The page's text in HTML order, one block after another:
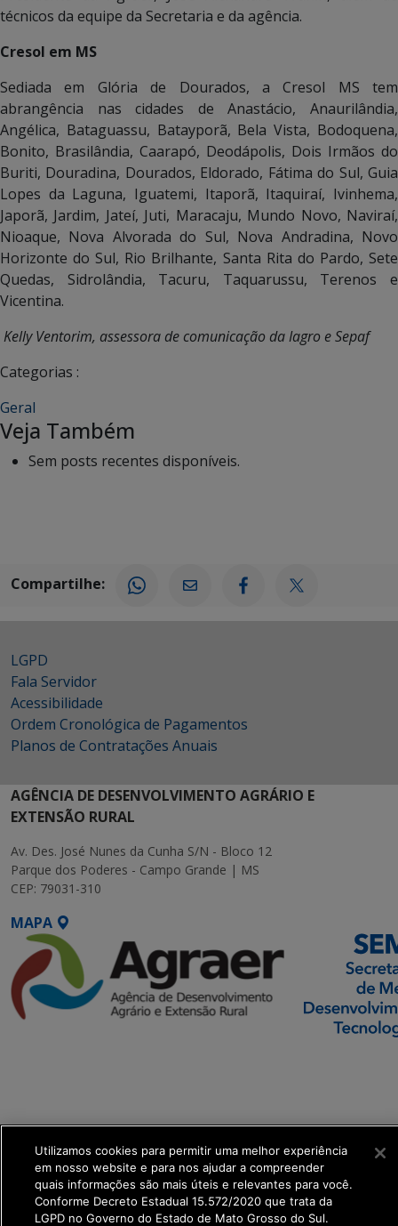
técnicos da equipe da Secretaria e da agência.
Cresol em MS
Sediada em Glória de Dourados, a Cresol MS tem
abrangência nas cidades de Anastácio, Anaurilândia,
Angélica, Bataguassu, Batayporã, Bela Vista, Bodoquena,
Bonito, Brasilândia, Caarapó, Deodápolis, Dois Irmãos do
Buriti, Douradina, Dourados, Eldorado, Fátima do Sul, Guia
Lopes da Laguna, Iguatemi, Itaporã, Itaquiraí, Ivinhema,
Japorã, Jardim, Jateí, Juti, Maracaju, Mundo Novo, Naviraí,
Nioaque, Nova Alvorada do Sul, Nova Andradina, Novo
Horizonte do Sul, Rio Brilhante, Santa Rita do Pardo, Sete
Quedas, Sidrolândia, Tacuru, Taquarussu, Terenos e
Vicentina.
Kelly Ventorim, assessora de comunicação da Iagro e Sepaf
Categorias :
Geral
Veja Também
Sem posts recentes disponíveis.
Compartilhe:
LGPD
Fala Servidor
Acessibilidade
Ordem Cronológica de Pagamentos
Planos de Contratações Anuais
AGÊNCIA DE DESENVOLVIMENTO AGRÁRIO E
EXTENSÃO RURAL
Av. Des. José Nunes da Cunha S/N - Bloco 12
Parque dos Poderes - Campo Grande | MS
CEP: 79031-310
MAPA
get_footer();
Utilizamos cookies para permitir uma melhor experiência
em nosso website e para nos ajudar a compreender
quais informações são mais úteis e relevantes para você.
Conforme Decreto Estadual 15.572/2020 que trata da
LGPD no Governo do Estado de Mato Grosso do Sul.